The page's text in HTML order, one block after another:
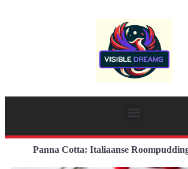
Panna Cotta: Italiaanse